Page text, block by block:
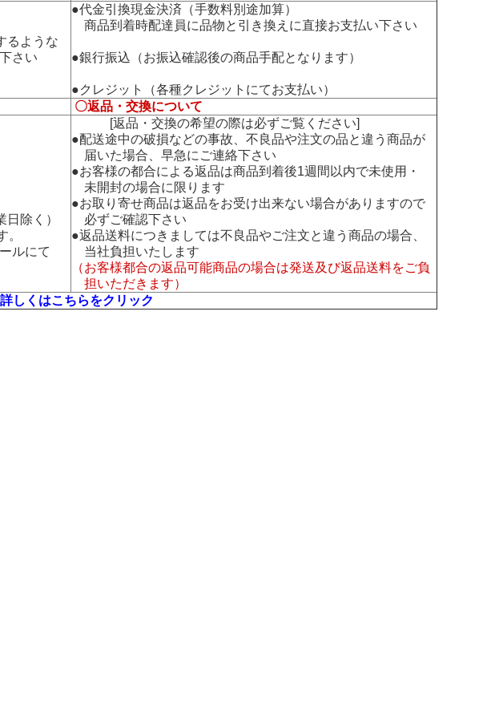
るような
さい
●代金引換現金決済（手数料別途加算）
商品到着時配達員に品物と引き換えに直接お支払い下さい
●銀行振込（お振込確認後の商品手配となります）
●クレジット（各種クレジットにてお支払い）
〇返品・交換について
除く）
。
ルにて
[返品・交換の希望の際は必ずご覧ください]
●配送途中の破損などの事故、不良品や注文の品と違う商品が
届いた場合、早急にご連絡下さい
●お客様の都合による返品は商品到着後1週間以内で未使用・
未開封の場合に限ります
●お取り寄せ商品は返品をお受け出来ない場合がありますので
必ずご確認下さい
●返品送料につきましては不良品やご注文と違う商品の場合、
当社負担いたします
（お客様都合の返品可能商品の場合は発送及び返品送料をご負
担いただきます）
詳しくはこちらをクリック